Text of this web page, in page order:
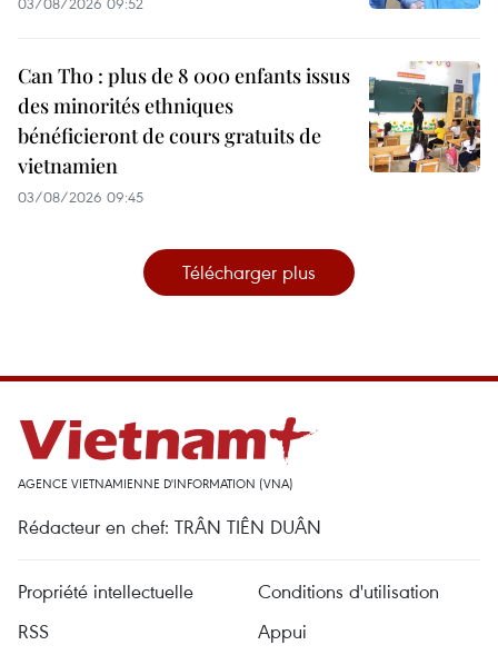
Can Tho : plus de 8 000 enfants issus
des minorités ethniques
bénéficieront de cours gratuits de
vietnamien
03/08/2026 09:45
Télécharger plus
AGENCE VIETNAMIENNE D'INFORMATION (VNA)
Rédacteur en chef: TRÂN TIÊN DUÂN
Propriété intellectuelle
Conditions d'utilisation
RSS
Appui